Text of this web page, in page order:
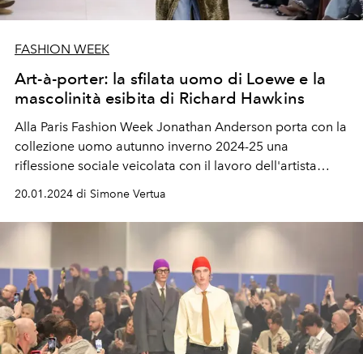
FASHION WEEK
Art-à-porter: la sfilata uomo di Loewe e la
mascolinità esibita di Richard Hawkins
Alla Paris Fashion Week Jonathan Anderson porta con la
collezione uomo autunno inverno 2024-25 una
riflessione sociale veicolata con il lavoro dell'artista
contemporaneo Richard Hawkins.
O’Connor, Matt Bomer, Jonathan Bailey, Jamie Dornan,
20.01.2024 di Simone Vertua